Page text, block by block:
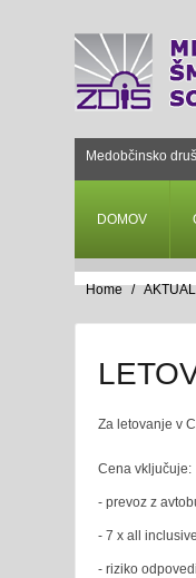
Medobčinsko
DOMOV
Home
Za letovanje v
Cena vključuje:
- prevoz z
- 7 x all inclusive
- riziko odpovedi